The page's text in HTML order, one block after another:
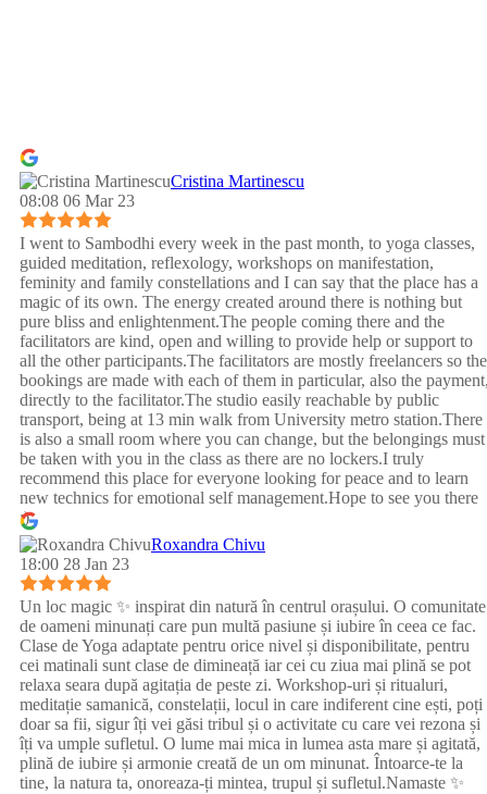
Cristina Martinescu
08:08 06 Mar 23
I went to Sambodhi every week in the past month, to yoga classes,
guided meditation, reflexology, workshops on manifestation,
feminity and family constellations and I can say that the place has a
magic of its own. The energy created around there is nothing but
pure bliss and enlightenment.The people coming there and the
facilitators are kind, open and willing to provide help or support to
all the other participants.The facilitators are mostly freelancers so the
bookings are made with each of them in particular, also the
directly to the facilitator.The studio easily reachable by public
transport, being at 13 min walk from University metro station.There
is also a small room where you can change, but the belongings must
be taken with you in the class as there are no lockers.I truly
recommend this place for everyone looking for peace and to learn
new technics for emotional self management.Hope to see you there
:)
Roxandra Chivu
18:00 28 Jan 23
Un loc magic ✨ inspirat din natură în centrul orașului. O comunitate
de oameni minunați care pun multă pasiune și iubire în ceea ce fac.
Clase de Yoga adaptate pentru orice nivel și disponibilitate, pentru
cei matinali sunt clase de dimineață iar cei cu ziua mai plină se pot
relaxa seara după agitația de peste zi. Workshop-uri și ritualuri,
meditație samanică, constelații, locul in care indiferent cine ești, poți
doar sa fii, sigur îți vei găsi tribul și o activitate cu care vei rezona și
îți va umple sufletul. O lume mai mica in lumea asta mare și agitată,
plină de iubire și armonie creată de un om minunat. Întoarce-te la
tine, la natura ta, onoreaza-ți mintea, trupul și sufletul.Namaste ✨